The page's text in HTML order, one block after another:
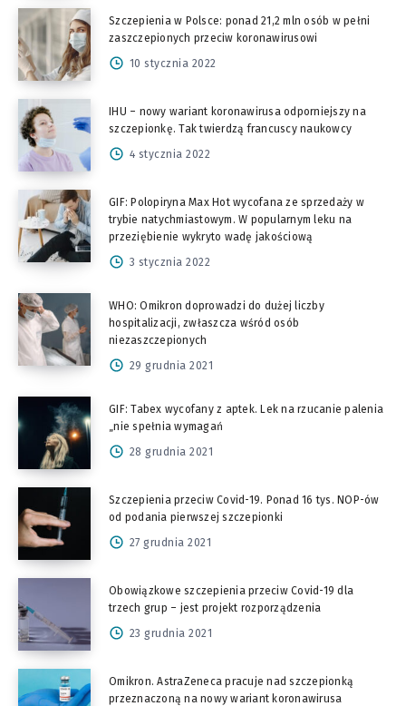
Szczepienia w Polsce: ponad 21,2 mln osób w pełni
zaszczepionych przeciw koronawirusowi
10 stycznia 2022
IHU – nowy wariant koronawirusa odporniejszy na
szczepionkę. Tak twierdzą francuscy naukowcy
4 stycznia 2022
GIF: Polopiryna Max Hot wycofana ze sprzedaży w
trybie natychmiastowym. W popularnym leku na
przeziębienie wykryto wadę jakościową
3 stycznia 2022
WHO: Omikron doprowadzi do dużej liczby
hospitalizacji, zwłaszcza wśród osób
niezaszczepionych
29 grudnia 2021
GIF: Tabex wycofany z aptek. Lek na rzucanie palenia
„nie spełnia wymagań
28 grudnia 2021
Szczepienia przeciw Covid-19. Ponad 16 tys. NOP-ów
od podania pierwszej szczepionki
27 grudnia 2021
Obowiązkowe szczepienia przeciw Covid-19 dla
trzech grup – jest projekt rozporządzenia
23 grudnia 2021
Omikron. AstraZeneca pracuje nad szczepionką
przeznaczoną na nowy wariant koronawirusa